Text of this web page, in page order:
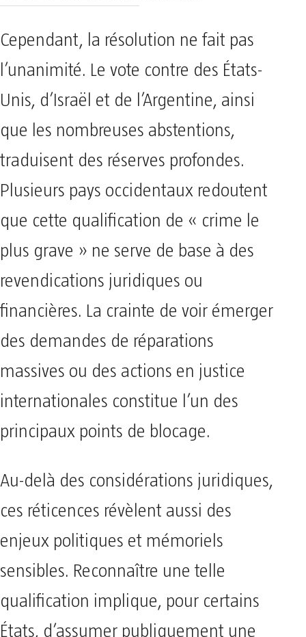
Cependant, la résolution ne fait pas
l’unanimité. Le vote contre des États-
Unis, d’Israël et de l’Argentine, ainsi
que les nombreuses abstentions,
traduisent des réserves profondes.
Plusieurs pays occidentaux redoutent
que cette qualification de « crime le
plus grave » ne serve de base à des
revendications juridiques ou
financières. La crainte de voir émerger
des demandes de réparations
massives ou des actions en justice
internationales constitue l’un des
principaux points de blocage.
Au-delà des considérations juridiques,
ces réticences révèlent aussi des
enjeux politiques et mémoriels
sensibles. Reconnaître une telle
qualification implique, pour certains
États, d’assumer publiquement une